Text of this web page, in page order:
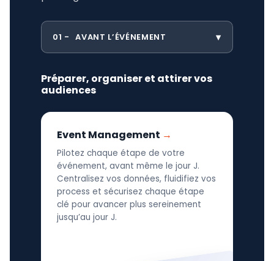
01 AVANT L’ÉVÉNEMENT
Préparer, organiser et attirer vos
audiences
Event Management
Pilotez chaque étape de votre
événement, avant même le jour J.
Centralisez vos données, fluidifiez vos
process et sécurisez chaque étape
clé pour avancer plus sereinement
jusqu’au jour J.